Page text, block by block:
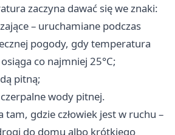
zaczyna dawać się we znaki:
– uruchamiane podczas
pogody, gdy temperatura
co najmniej 25°C;
pitną;
wody pitnej.
tam, gdzie człowiek jest w ruchu –
do domu albo krótkiego